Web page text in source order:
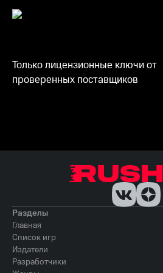
Только лицензионные ключи от
проверенных поставщиков
Разделы
Главная
Список игр
Издатели
Разработчики